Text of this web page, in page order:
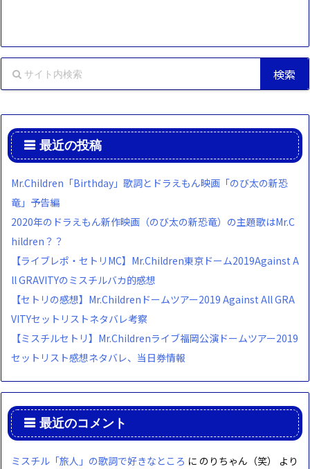
最近の投稿
Mr.Children「Birthday」歌詞とドラえもん映画「のび太の新恐
竜」予告編
2020年のドラえもん新作映画（のび太の新恐竜）の主題歌はMr.C
hildren？？
【ライブレポ・セトリMC】Mr.Children東京ドーム2019Against A
ll GRAVITYのミスチルバカ的感想
【セトリの感想】Mr.Childrenドームツアー2019 Against All GRA
VITYセットリストネタバレ考察
【ミスチルセトリ】Mr.Childrenライブ福岡公演ドームツアー2019
セットリスト感想ネタバレ、当日券情報
最近のコメント
ミスチル「旅人」の歌詞で好きなところ に のりちゃん（笑）
より